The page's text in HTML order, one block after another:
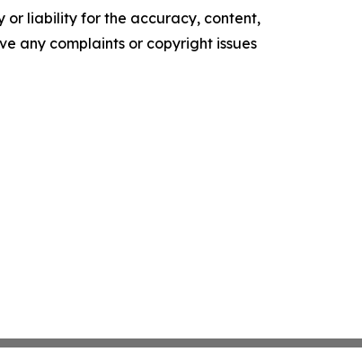
or liability for the accuracy, content,
any complaints or copyright issues